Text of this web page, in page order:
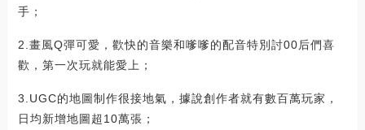
手；
2.畫風Q彈可愛，歡快的音樂和嗲嗲的配音特別討00后們喜
歡，第一次玩就能愛上；
3.UGC的地圖制作很接地氣，據說創作者就有數百萬玩家，
日均新增地圖超10萬張；